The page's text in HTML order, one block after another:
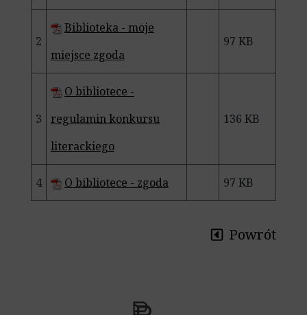
2
Biblioteka - moje
miejsce zgoda
97 KB
3
O bibliotece -
regulamin konkursu
literackiego
136 KB
4 O bibliotece - zgoda 97 KB
Powrót